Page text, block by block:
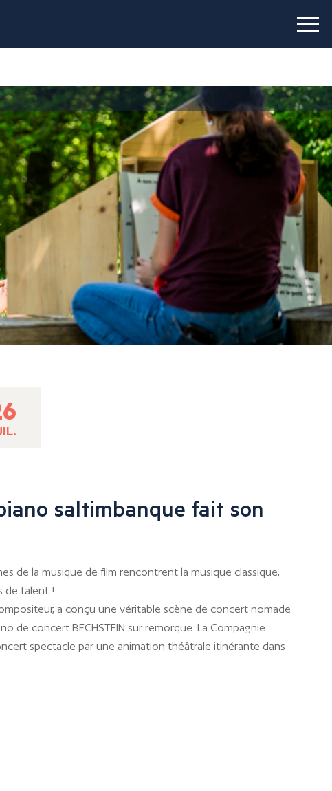
saltimbanque fait son
de la musique de film rencontrent la musique classique,
de talent !
a conçu une véritable scène de concert nomade
de concert BECHSTEIN sur remorque. La Compagnie
spectacle par une animation théâtrale itinérante dans